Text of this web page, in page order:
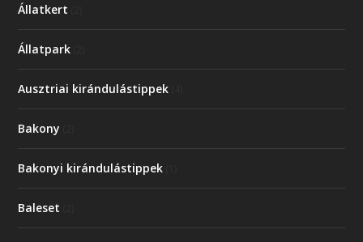
Állatkert
Állatpark
Ausztriai kirándulástippek
Bakony
Bakonyi kirándulástippek
Baleset